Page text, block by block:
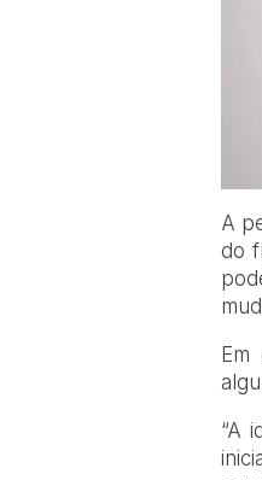
A
do
Em
“A